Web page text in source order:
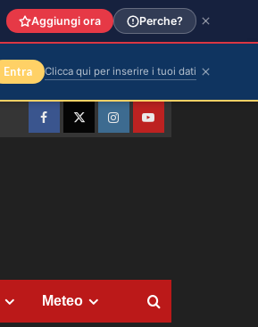
FacebookTwitterInstagramYouTube
Meteo
Aggiungi ora Perche?
Entra Clicca qui per inserire i tuoi dati